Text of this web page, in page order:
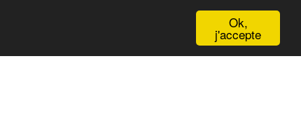
Ok,
j'accepte